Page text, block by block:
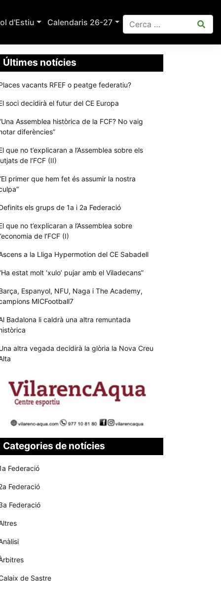
d'Estiu Calendaris 26-27
Últimes notícies
vacants RFEF o peatge federatiu?
soci decidirà el futur del CE Europa
Assemblea històrica de la FCF? No vaig
diferències”
que no t’explicaran a l’Assemblea sobre els
de l’FCF (II)
primer que hem fet és assumir la nostra
els grups de 1a i 2a Federació
que no t’explicaran a l’Assemblea sobre
de l’FCF (I)
a la Lliga Hypermotion del CE Sabadell
estat molt ‘xulo’ pujar amb el Viladecans”
Espanyol, NFU, Naga i The Academy,
MICFootball7
Badalona li caldrà una altra remuntada
altra vegada decidirà la glòria la Nova Creu
Categories de notícies
Federació
Federació
Federació
de Sastre